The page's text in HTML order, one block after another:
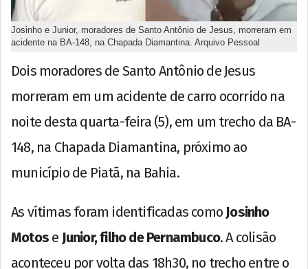
Josinho e Junior, moradores de Santo Antônio de Jesus, morreram em
acidente na BA-148, na Chapada Diamantina. Arquivo Pessoal
Dois moradores de Santo Antônio de Jesus
morreram em um acidente de carro ocorrido na
noite desta quarta-feira (5), em um trecho da BA-
148, na Chapada Diamantina, próximo ao
município de Piatã, na Bahia.
As vítimas foram identificadas como Josinho
Motos e Junior, filho de Pernambuco. A colisão
aconteceu por volta das 18h30, no trecho entre o